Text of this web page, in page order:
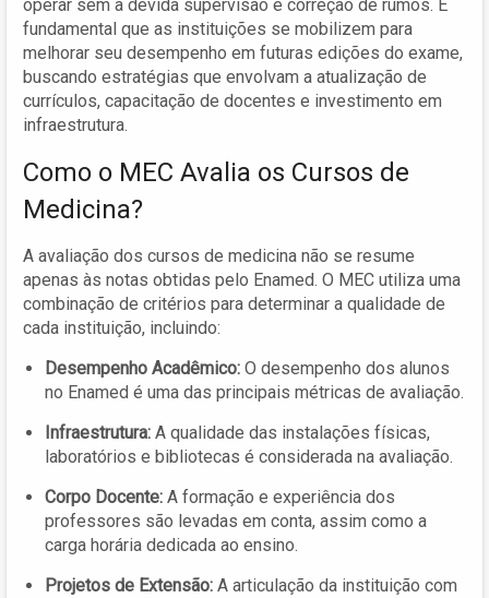
operar sem a devida supervisão e correção de rumos. É
fundamental que as instituições se mobilizem para
melhorar seu desempenho em futuras edições do exame,
buscando estratégias que envolvam a atualização de
currículos, capacitação de docentes e investimento em
infraestrutura.
Como o MEC Avalia os Cursos de
Medicina?
A avaliação dos cursos de medicina não se resume
apenas às notas obtidas pelo Enamed. O MEC utiliza uma
combinação de critérios para determinar a qualidade de
cada instituição, incluindo:
Desempenho Acadêmico: O desempenho dos alunos
no Enamed é uma das principais métricas de avaliação.
Infraestrutura: A qualidade das instalações físicas,
laboratórios e bibliotecas é considerada na avaliação.
Corpo Docente: A formação e experiência dos
professores são levadas em conta, assim como a
carga horária dedicada ao ensino.
Projetos de Extensão: A articulação da instituição com